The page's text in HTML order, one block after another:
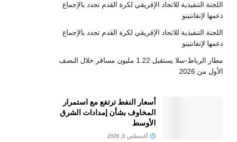
اللجنة التنفيذية للاتحاد الإفريقي لكرة القدم تجدد بالإجماع
دعمها لإنفانتينو
اللجنة التنفيذية للاتحاد الإفريقي لكرة القدم تجدد بالإجماع
دعمها لإنفانتينو
مطار الرباط-سلا يستقبل 1.22 مليون مسافر خلال النصف
الأول من 2026
أسعار النفط ترتفع مع استمرار
المخاوف بشأن إمدادات الشرق
الأوسط
أغسطس 6, 2026